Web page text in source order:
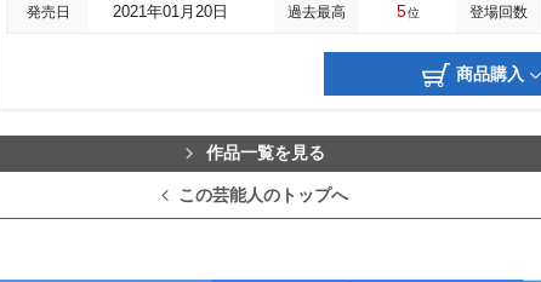
発売日 2021年01月20日 過去最高 5位 登場回数
商品購入
作品一覧を見る
この芸能人のトップへ